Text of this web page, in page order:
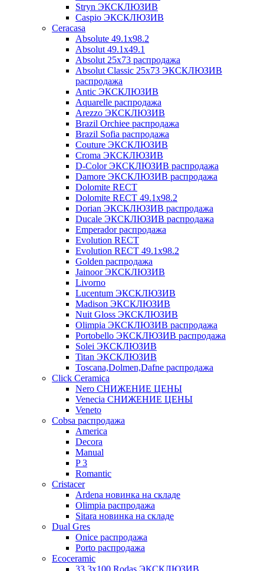
Stryn ЭКСКЛЮЗИВ
Сaspio ЭКСКЛЮЗИВ
Ceracasa
Absolute 49.1x98.2
Absolut 49.1x49.1
Absolut 25x73 распродажа
Absolut Classic 25x73 ЭКСКЛЮЗИВ
распродажа
Antic ЭКСКЛЮЗИВ
Aquarelle распродажа
Arezzo ЭКСКЛЮЗИВ
Brazil Orchiee распродажа
Brazil Sofia распродажа
Couture ЭКСКЛЮЗИВ
Croma ЭКСКЛЮЗИВ
D-Color ЭКСКЛЮЗИВ распродажа
Damore ЭКСКЛЮЗИВ распродажа
Dolomite RECT
Dolomite RECT 49.1x98.2
Dorian ЭКСКЛЮЗИВ распродажа
Ducale ЭКСКЛЮЗИВ распродажа
Emperador распродажа
Evolution RECT
Evolution RECT 49.1x98.2
Golden распродажа
Jainoor ЭКСКЛЮЗИВ
Livorno
Lucentum ЭКСКЛЮЗИВ
Madison ЭКСКЛЮЗИВ
Nuit Gloss ЭКСКЛЮЗИВ
Olimpia ЭКСКЛЮЗИВ распродажа
Portobello ЭКСКЛЮЗИВ распродажа
Solei ЭКСКЛЮЗИВ
Titan ЭКСКЛЮЗИВ
Toscana,Dolmen,Dafne распродажа
Cliсk Ceramica
Nero СНИЖЕНИЕ ЦЕНЫ
Venecia СНИЖЕНИЕ ЦЕНЫ
Veneto
Cobsa распродажа
America
Decora
Manual
P 3
Romantic
Cristacer
Ardena новинка на складе
Olimpia распродажа
Sitara новинка на складе
Dual Gres
Onice распродажа
Porto распродажа
Ecoceramic
33.3х100 Rodas ЭКСКЛЮЗИВ